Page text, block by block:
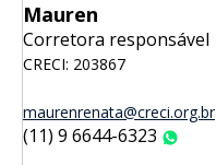
Mauren
Corretora responsável
CRECI: 203867
maurenrenata@creci.org.br
(11) 9 6644-6323